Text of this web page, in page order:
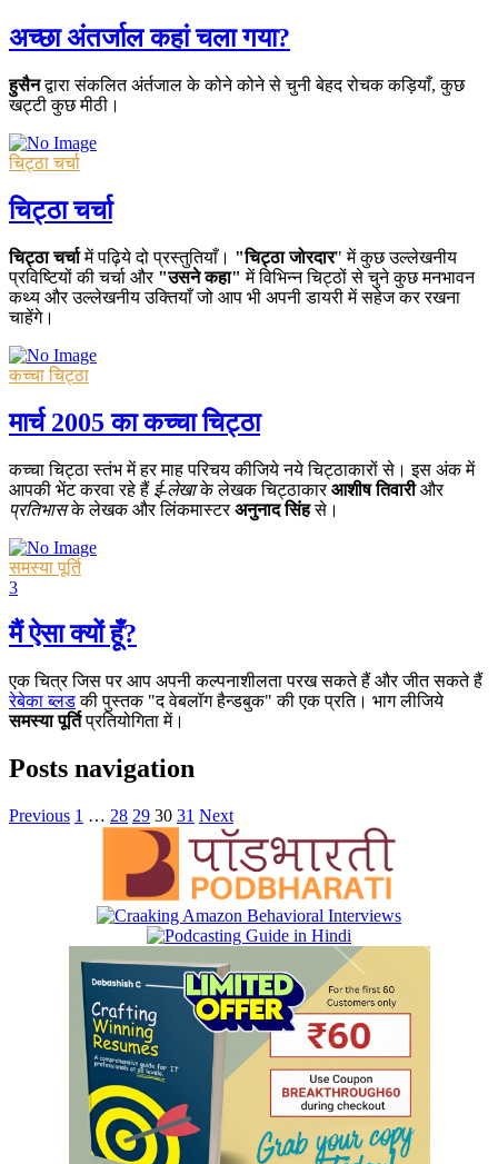
अच्छा अंतर्जाल कहां चला गया?
हुसैनद्वारा संकलित अंर्तजाल के कोने कोने से चुनी बेहद रोचक कड़ियाँ, कुछ
खट्टी कुछ मीठी।
चिट्ठा चर्चा
चिट्ठा चर्चा
चिट्ठा चर्चामें पढ़िये दो प्रस्तुतियाँ। "चिट्ठा जोरदार" में कुछ उल्लेखनीय
प्रविष्टियों की चर्चा और "उसने कहा" में विभिन्न चिट्ठों से चुने कुछ मनभावन
कथ्य और उल्लेखनीय उक्तियाँ जो आप भी अपनी डायरी में सहेज कर रखना
चाहेंगे।
कच्चा चिट्ठा
मार्च 2005 का कच्चा चिट्ठा
कच्चा चिट्ठा स्तंभ में हर माह परिचय कीजिये नये चिट्ठाकारों से। इस अंक में
आपकी भेंट करवा रहे हैं ई-लेखाके लेखक चिट्ठाकारआशीष तिवारीऔर
प्रतिभासके लेखक और लिंकमास्टरअनुनाद सिंहसे।
समस्या पूर्ति
3
मैं ऐसा क्यों हूँ?
एक चित्र जिस पर आप अपनी कल्पनाशीलता परख सकते हैं और जीत सकते हैं
रेबेका ब्लडकी पुस्तक "द वेबलॉग हैन्डबुक" की एक प्रति। भाग लीजिये
समस्या पूर्तिप्रतियोगिता में।
Posts navigation
Previous 1 … 28 29 30 31 Next